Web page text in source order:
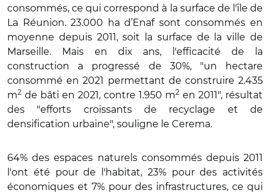
consommés, ce qui correspond à la surface de l'île de
La Réunion. 23.000 ha d’Enaf sont consommés en
moyenne depuis 2011, soit la surface de la ville de
Marseille. Mais en dix ans, l'efficacité de la
construction a progressé de 30%, "un hectare
consommé en 2021 permettant de construire 2.435
m2 de bâti en 2021, contre 1.950 m2 en 2011", résultat
des "efforts croissants de recyclage et de
densification urbaine", souligne le Cerema.
64% des espaces naturels consommés depuis 2011
l'ont été pour de l'habitat, 23% pour des activités
économiques et 7% pour des infrastructures, ce qui